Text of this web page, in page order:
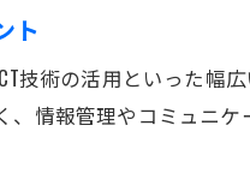
建築よりも土木が有利
土木資格が建築
ト
技術の活用といった幅
情報管理やコミュニ